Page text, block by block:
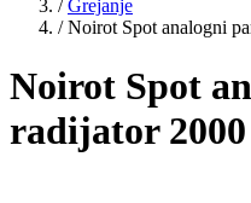
/ Grejanje
/ Noirot Spot analogni
Noirot Spot
radijator